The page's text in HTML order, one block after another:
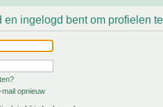
en ingelogd bent om profielen
opnieuw